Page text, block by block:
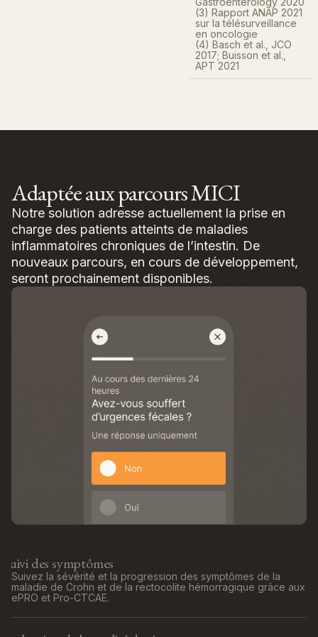
patients présentant des
signes de dégradation.
de support digitaux.
(3) Rapport ANAP 2021
sur la télésurveillance
en oncologie
(4) Basch et al., JCO
2017; Buisson et al.,
APT 2021
Adaptée aux parcours MICI
Notre solution adresse actuellement la prise en
charge des patients atteints de maladies
inflammatoires chroniques de l’intestin. De
nouveaux parcours, en cours de développement,
seront prochainement disponibles.
Suivi des symptômes
Suivez la sévérité et la progression des symptômes de la
maladie de Crohn et de la rectocolite hémorragique grâce aux
ePRO et Pro-CTCAE.